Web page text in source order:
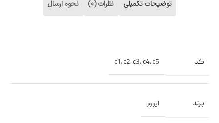
توضیحات تکمیلی نظرات (0) نحوه ارسال
کد c1,c2,c3,c4,c5
برند ایوور